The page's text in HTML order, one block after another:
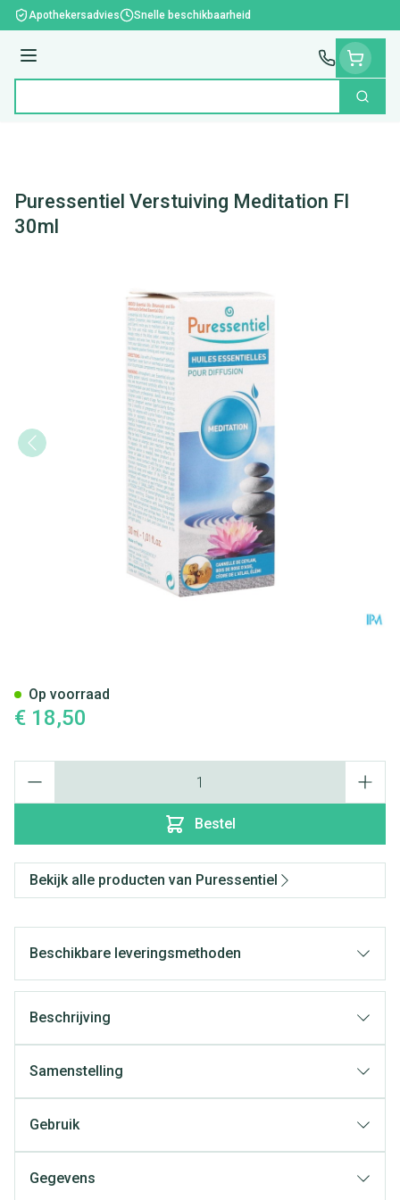
Ga naar de inhoud
Apothekersadvies Snelle beschikbaarheid
Menu
Zoek
Puressentiel Verstuiving Meditation Fl
30ml
€ 18,50
Bestel
Op voorraad
Bekijk alle producten van Puressentiel
Beschikbare leveringsmethoden
Beschrijving
Samenstelling
Gebruik
Gegevens